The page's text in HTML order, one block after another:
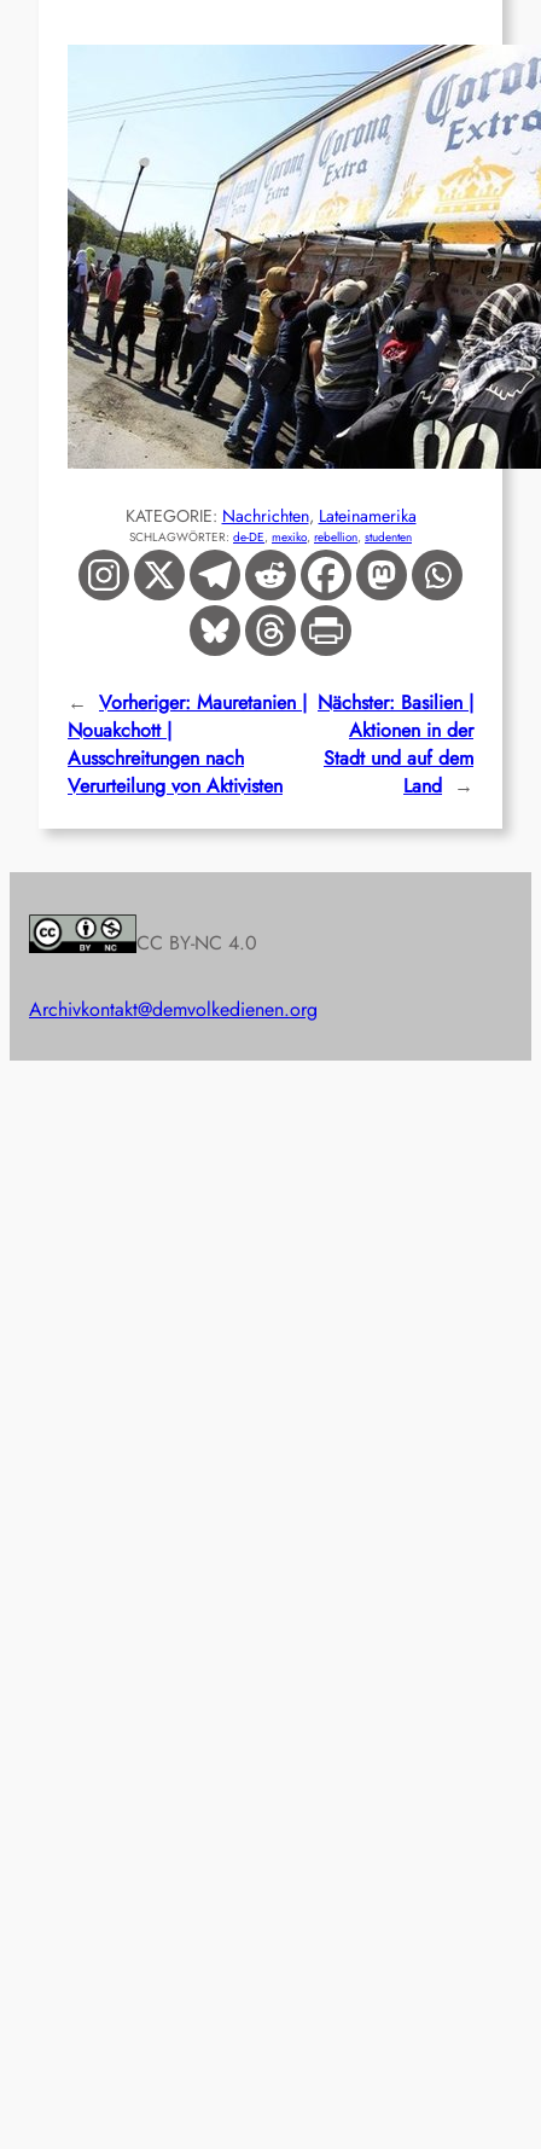
KATEGORIE: Nachrichten, Lateinamerika
SCHLAGWÖRTER: de-DE, mexiko, rebellion, studenten
← Vorheriger: Mauretanien |
Nouakchott |
Ausschreitungen nach
Verurteilung von Aktivisten
Nächster: Basilien |
Aktionen in der
Stadt und auf dem
Land →
CC BY-NC 4.0
Archivkontakt@demvolkedienen.org